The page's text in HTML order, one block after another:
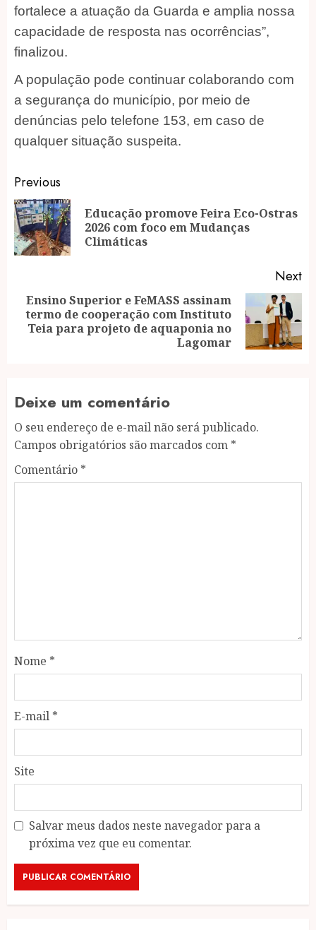
fortalece a atuação da Guarda e amplia nossa
capacidade de resposta nas ocorrências”,
finalizou.
A população pode continuar colaborando com
a segurança do município, por meio de
denúncias pelo telefone 153, em caso de
qualquer situação suspeita.
Post
navigation
Previous
Educação promove Feira Eco-Ostras
2026 com foco em Mudanças
Climáticas
Next
Next
post:
Ensino Superior e FeMASS assinam
termo de cooperação com Instituto
Teia para projeto de aquaponia no
Lagomar
Deixe um comentário
O seu endereço de e-mail não será publicado.
Campos obrigatórios são marcados com *
Comentário *
Nome *
E-mail *
Site
Salvar meus dados neste navegador para a
próxima vez que eu comentar.